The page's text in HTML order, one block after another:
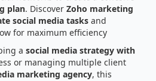
plan. Discover Zoho marketing
social media tasks and
for maximum efficiency.
a social media strategy with
or managing multiple client
marketing agency, this